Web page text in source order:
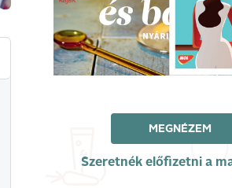
MEGNÉZEM
Szeretnék előfizetni a